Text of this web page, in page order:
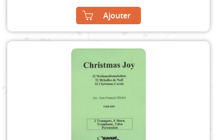
Ajouter